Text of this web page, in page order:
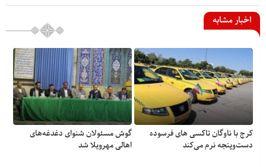
اخبار مشابه
کرج با ناوگان تاکسی های فرسوده
دست‌وپنجه نرم می‌کند
گوش مسئولان شنوای دغدغه‎‌های
اهالی مهرویلا شد